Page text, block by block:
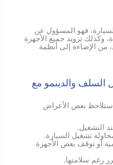
فهو المسؤول عن
وكذلك تزويد جميع الأجهزة
من الإضاءة إلى أنظمة
السلف والدينمو مع
ستلاحظ بعض الأعراض
التشغيل.
تشغيل السيارة.
أو توقف بعض الأجهزة
رغم سلامتها.